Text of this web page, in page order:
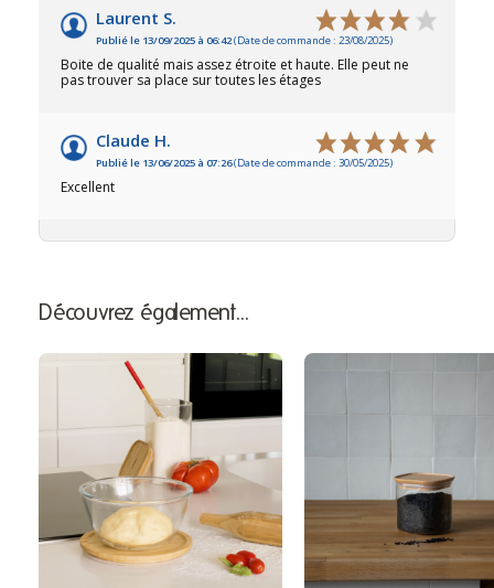
Laurent S.
Publié le 13/09/2025 à 06:42(Date de commande : 23/08/2025)
Boite de qualité mais assez étroite et haute. Elle peut ne
pas trouver sa place sur toutes les étages
Claude H.
Publié le 13/06/2025 à 07:26(Date de commande : 30/05/2025)
Excellent
Découvrez également…